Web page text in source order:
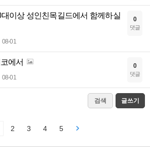
이상 성인친목길드에서 함께하실
08-01
0
댓글
에서
08-01
0
댓글
검색 글쓰기
2 3 4 5